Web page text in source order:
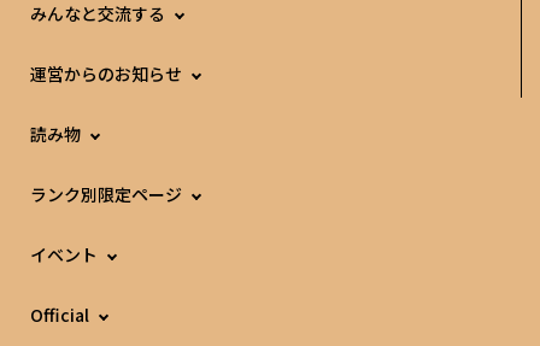
みんなと交流する
運営からのお知らせ
読み物
ランク別限定ページ
イベント
Official